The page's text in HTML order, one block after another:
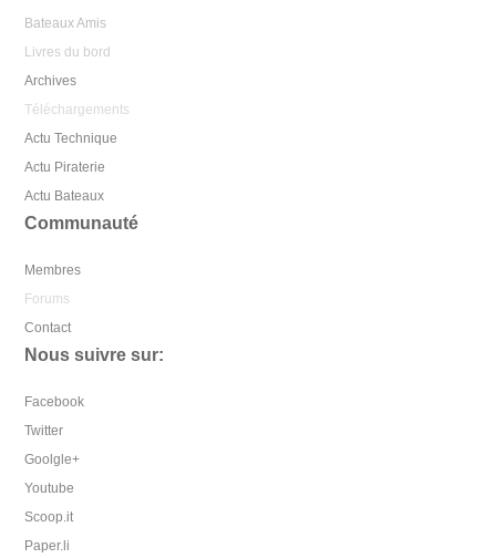
Bateaux Amis
Livres du bord
Archives
Téléchargements
Actu Technique
Actu Piraterie
Actu Bateaux
Communauté
Membres
Forums
Contact
Nous suivre sur:
Facebook
Twitter
Goolgle+
Youtube
Scoop.it
Paper.li